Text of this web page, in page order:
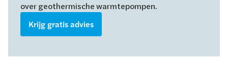
over geothermische warmtepompen.
Krijg gratis advies